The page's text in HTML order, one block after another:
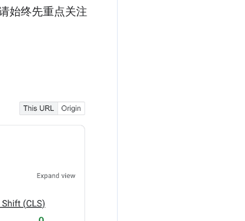
始终先重点关注